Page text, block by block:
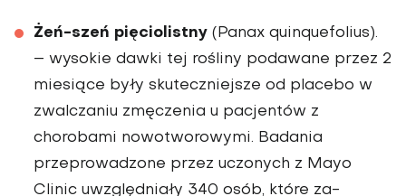
Żeń-szeń pięciolistny (Panax quinquefolius).
– wy­sokie dawki tej rośliny podawane przez 2
mie­siące były skuteczniejsze od placebo w
zwalczaniu zmęczenia u pacjentów z
chorobami nowotworo­wymi. Badania
przepro­wadzone przez uczonych z Mayo
Clinic uwzględ­niały 340 osób, które za­